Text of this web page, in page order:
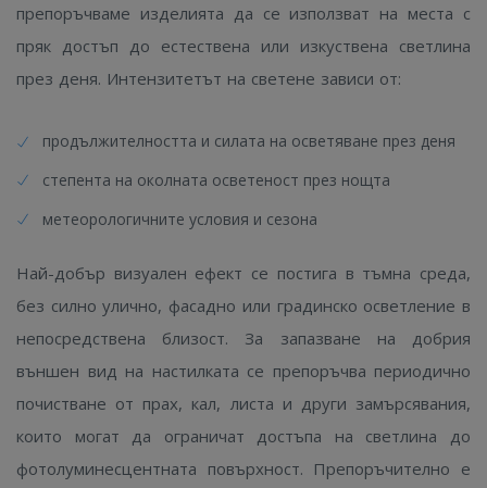
препоръчваме изделията да се използват на места с
пряк достъп до естествена или изкуствена светлина
през деня. Интензитетът на светене зависи от:
продължителността и силата на осветяване през деня
степента на околната осветеност през нощта
метеорологичните условия и сезона
Най-добър визуален ефект се постига в тъмна среда,
без силно улично, фасадно или градинско осветление в
непосредствена близост. За запазване на добрия
външен вид на настилката се препоръчва периодично
почистване от прах, кал, листа и други замърсявания,
които могат да ограничат достъпа на светлина до
фотолуминесцентната повърхност. Препоръчително е